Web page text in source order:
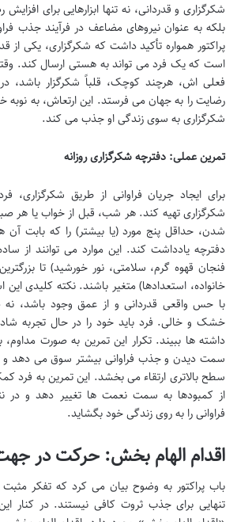
شکرگزاری و قدردانی، نه تنها ابزارهایی برای
بلکه به عنوان نیروهای مضاعف در فرآیند جذب
پراکتور همواره تأکید داشت که شکرگزاری، یکی از
است که یک فرد می تواند به هستی ارسال کند.
فعلی اش، هرچند کوچک، قلباً شکرگزار باشد، در
رضایت را به جهان می فرستد. این ارتعاش، به نوبه
شکرگزاری به سوی زندگی او جذب می کند.
تمرین عملی: دفترچه شکرگزاری روزانه
برای ایجاد جریان فراوانی از طریق شکرگزاری،
شکرگزاری تهیه کند. هر شب، قبل از خواب یا هر
شدن، حداقل پنج مورد (یا بیشتر) را که بابت آن
دفترچه یادداشت کند. این موارد می توانند از
فنجان قهوه گرم، سلامتی، نور خورشید) تا
خانواده، استعدادها) متغیر باشند. نکته کلیدی
با حس واقعی قدردانی و از عمق وجود باشد،
خشک و خالی. فرد باید خود را در حال تجربه
داشته ها ببیند. تکرار این تمرین به صورت مداوم،
سمت دیدن و جذب فراوانی بیشتر سوق می دهد و
سطح بالاتری ارتقاء می بخشد. این تمرین به فرد
از کمبودها به سمت نعمت ها تغییر دهد و در
فراوانی را به روی زندگی خود بگشاید.
اقدام الهام بخش: حرکت در
باب پراکتور به وضوح بیان می کرد که تفکر
تنهایی برای جذب ثروت کافی نیستند. در کنار